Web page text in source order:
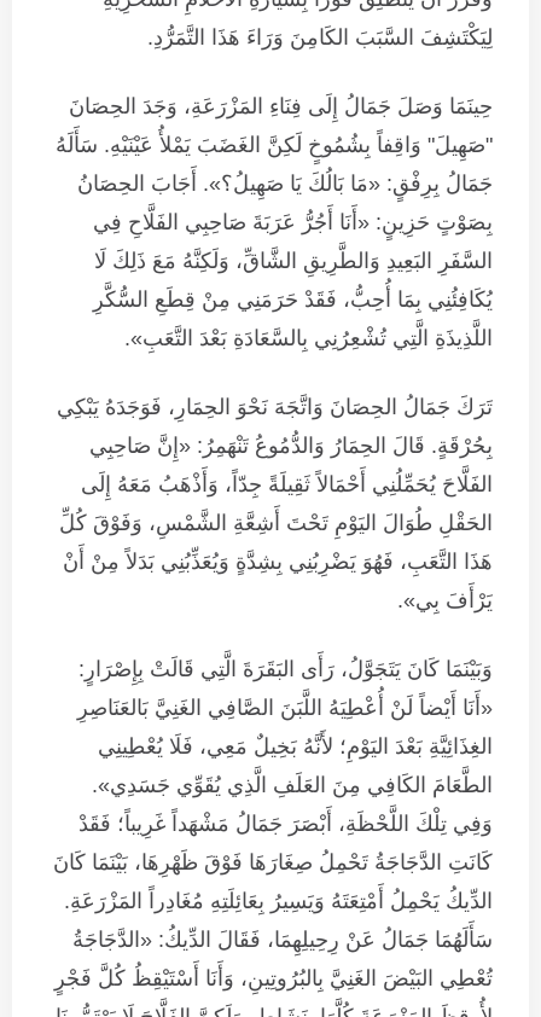
لِيَكْتَشِفَ السَّبَبَ الكَامِنَ وَرَاءَ هَذَا التَّمَرُّدِ.
حِينَمَا وَصَلَ جَمَالُ إِلَى فِنَاءِ المَزْرَعَةِ، وَجَدَ الحِصَانَ
"صَهِيلَ" وَاقِفاً بِشُمُوخٍ لَكِنَّ الغَضَبَ يَمْلأُ عَيْنَيْهِ. سَأَلَهُ
جَمَالُ بِرِفْقٍ: «مَا بَالُكَ يَا صَهِيلُ؟». أَجَابَ الحِصَانُ
بِصَوْتٍ حَزِينٍ: «أَنَا أَجُرُّ عَرَبَةَ صَاحِبِي الفَلَّاحِ فِي
السَّفَرِ البَعِيدِ وَالطَّرِيقِ الشَّاقِّ، وَلَكِنَّهُ مَعَ ذَلِكَ لَا
يُكَافِئُنِي بِمَا أُحِبُّ، فَقَدْ حَرَمَنِي مِنْ قِطَعِ السُّكَّرِ
اللَّذِيذَةِ الَّتِي تُشْعِرُنِي بِالسَّعَادَةِ بَعْدَ التَّعَبِ».
تَرَكَ جَمَالُ الحِصَانَ وَاتَّجَهَ نَحْوَ الحِمَارِ، فَوَجَدَهُ يَبْكِي
بِحُرْقَةٍ. قَالَ الحِمَارُ وَالدُّمُوعُ تَنْهَمِرُ: «إِنَّ صَاحِبِي
الفَلَّاحَ يُحَمِّلُنِي أَحْمَالاً ثَقِيلَةً جِدّاً، وَأَذْهَبُ مَعَهُ إِلَى
الحَقْلِ طُوَالَ اليَوْمِ تَحْتَ أَشِعَّةِ الشَّمْسِ، وَفَوْقَ كُلِّ
هَذَا التَّعَبِ، فَهُوَ يَضْرِبُنِي بِشِدَّةٍ وَيُعَذِّبُنِي بَدَلاً مِنْ أَنْ
يَرْأَفَ بِي».
وَبَيْنَمَا كَانَ يَتَجَوَّلُ، رَأَى البَقَرَةَ الَّتِي قَالَتْ بِإِصْرَارٍ:
«أَنَا أَيْضاً لَنْ أُعْطِيَهُ اللَّبَنَ الصَّافِي الغَنِيَّ بَالعَنَاصِرِ
الغِذَائِيَّةِ بَعْدَ اليَوْمِ؛ لأَنَّهُ بَخِيلٌ مَعِي، فَلَا يُعْطِينِي
الطَّعَامَ الكَافِي مِنَ العَلَفِ الَّذِي يُقَوِّي جَسَدِي».
وَفِي تِلْكَ اللَّحْظَةِ، أَبْصَرَ جَمَالُ مَشْهَداً غَرِيباً؛ فَقَدْ
كَانَتِ الدَّجَاجَةُ تَحْمِلُ صِغَارَهَا فَوْقَ ظَهْرِهَا، بَيْنَمَا كَانَ
الدِّيكُ يَحْمِلُ أَمْتِعَتَهُ وَيَسِيرُ بِعَائِلَتِهِ مُغَادِراً المَزْرَعَةِ.
سَأَلَهُمَا جَمَالُ عَنْ رِحِيلِهِمَا، فَقَالَ الدِّيكُ: «الدَّجَاجَةُ
تُعْطِي البَيْضَ الغَنِيَّ بِالبُرُوتِينِ، وَأَنَا أَسْتَيْقِظُ كُلَّ فَجْرٍ